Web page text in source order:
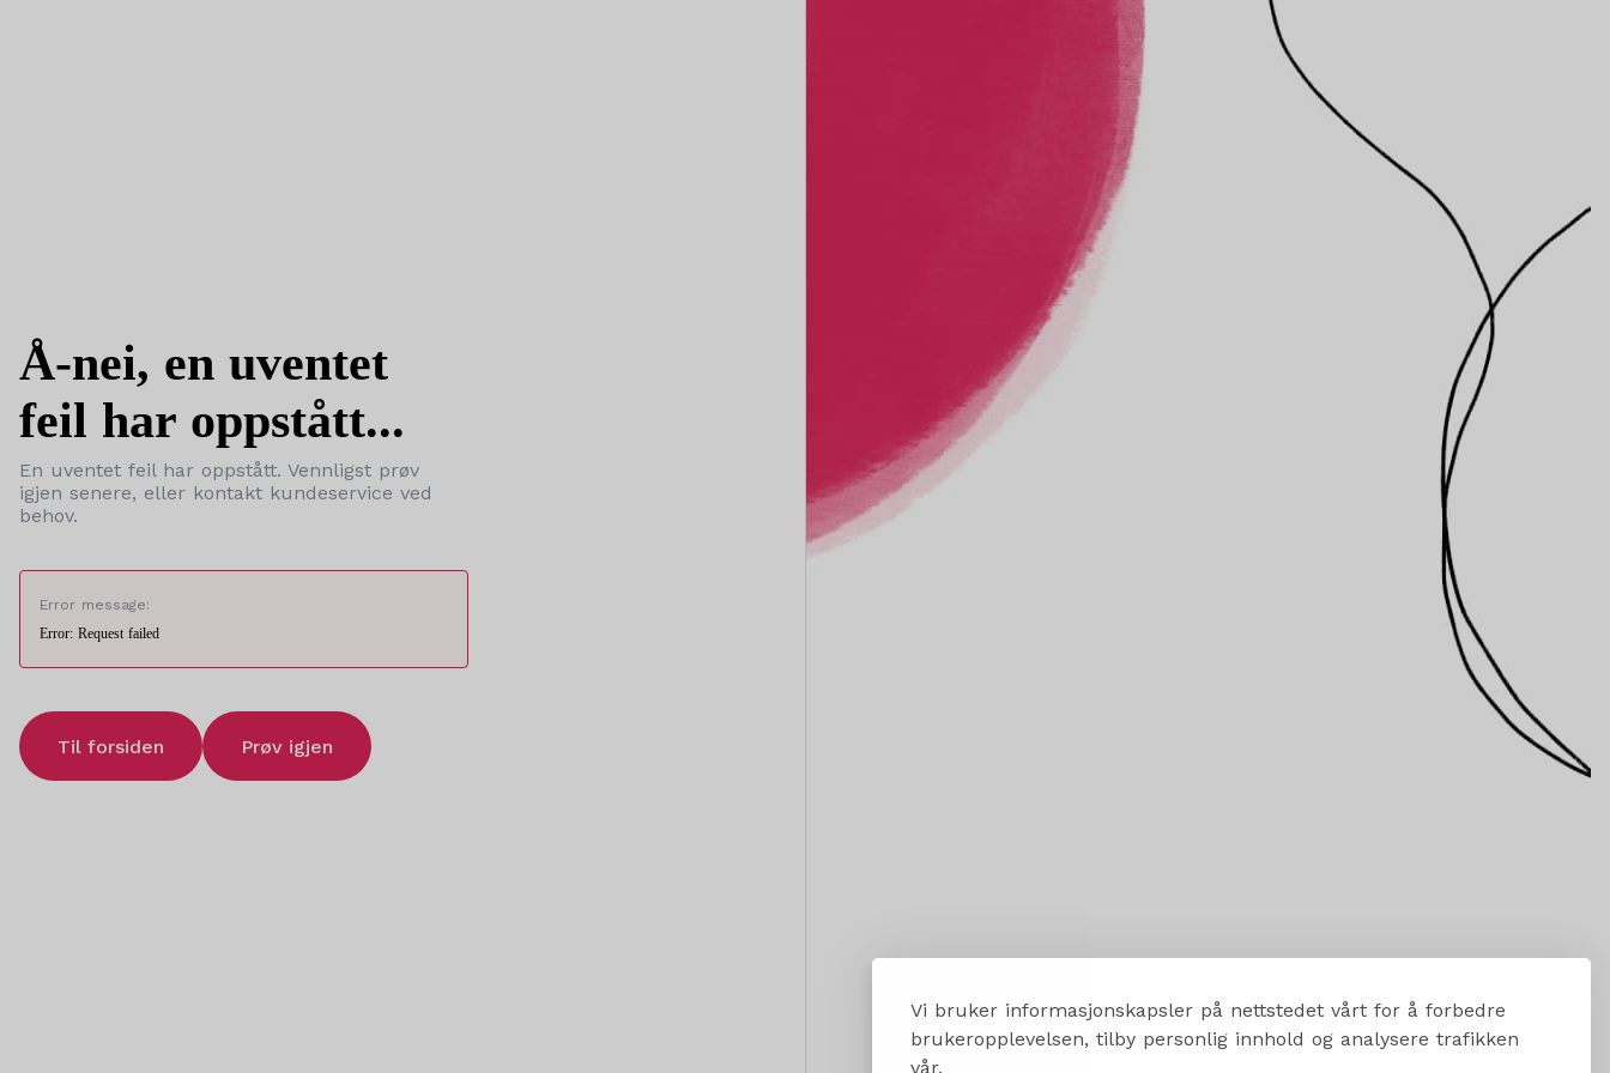
Vi bruker informasjonskapsler på nettstedet vårt for å forbedre
brukeropplevelsen, tilby personlig innhold og analysere trafikken
vår.
Å-nei, en uventet
feil har oppstått...
En uventet feil har oppstått. Vennligst prøv
igjen senere, eller kontakt kundeservice ved
behov.
Error message:
Error: Request failed
Til forsiden Prøv igjen